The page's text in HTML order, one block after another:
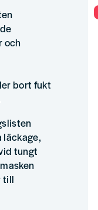
och
bort fukt
tungt
till